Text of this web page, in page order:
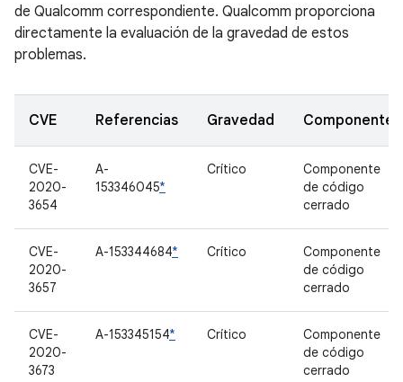
de Qualcomm correspondiente. Qualcomm proporciona
directamente la evaluación de la gravedad de estos
problemas.
CVE Referencias Gravedad Componente
CVE-
2020-
3654
A-
153346045*
Crítico
Componente
de código
cerrado
CVE-
2020-
3657
A-153344684* Crítico
Componente
de código
cerrado
CVE-
2020-
3673
A-153345154* Crítico
Componente
de código
cerrado